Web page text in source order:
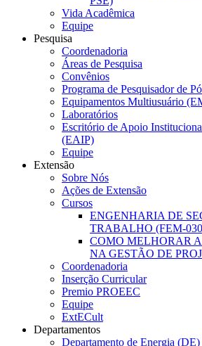
Vida Acadêmica
Equipe
Pesquisa
Coordenadoria
Áreas de Pesquisa
Convênios
Programa de Pesquisador de
Equipamentos Multiusuário
Laboratórios
Escritório de Apoio
(EAIP)
Equipe
Extensão
Sobre Nós
Ações de Extensão
Cursos
ENGENHARIA DE
TRABALHO (FEM-
COMO MELHORAR
NA GESTÃO DE
Coordenadoria
Inserção Curricular
Premio PROEEC
Equipe
ExtECult
Departamentos
Departamento de Energia (DE)